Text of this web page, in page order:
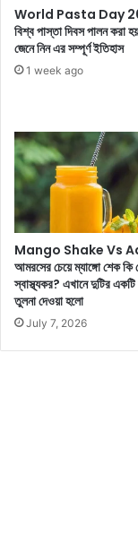
ও
,
কা
র
ড়
বে
এ
র
গু
রু
দা
য়ি
ত্ব
?
কো
ন
টি
বে
ক
র
ক
মা
স্ক
না
কি
মু
ল
তা
নি
World Pasta Day
বিশ্ব পাস্তা দিবস পালন করা
জেনে নিন এর সম্পূর্ণ ইতিহাস
1 week ago
Mango Shake Vs
আমরসের চেয়ে ম্যাঙ্গো শেক কি
স্বাস্থ্যকর? এখানে দুটির একটি
তুলনা দেওয়া হলো
July 7, 2026